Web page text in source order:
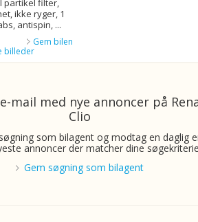
partikel filter,
ikke ryger, 1
antispin, ...
Gem bilen
billeder
mail med nye annoncer på
Clio
som bilagent og modtag en daglig
annoncer der matcher dine
Gem søgning som bilagent